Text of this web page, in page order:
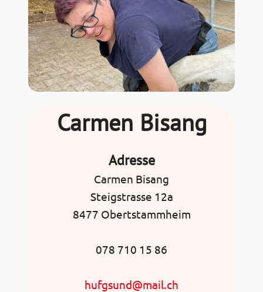
Carmen Bisang
Adresse
Carmen Bisang
Steigstrasse 12a
8477 Obertstammheim
078 710 15 86
hufgsund@mail.ch